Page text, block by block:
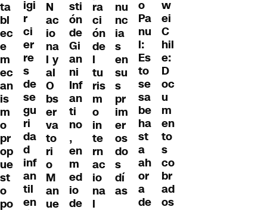
ta
bl
ec
e
m
ec
an
is
m
o
pr
op
ue
st
o
po
igi
r
ci
er
re
s
de
se
gu
ri
da
d
inf
an
til
en
N
ac
io
na
l y
al
O
bs
er
va
to
ri
o
M
an
ue
sti
ón
de
Gi
an
ni
Inf
an
ti
no
,
en
m
ed
io
de
ra
ci
ón
de
l
tu
ris
m
o
in
te
rn
ac
io
na
l
nu
nc
ia
s
en
su
s
pr
im
er
os
do
s
dí
as
o
Pa
nu
l:
Es
to
se
sa
be
ha
st
a
ah
or
a
de
w
ei
C
hil
e:
D
oc
u
m
en
to
s
co
br
ad
os